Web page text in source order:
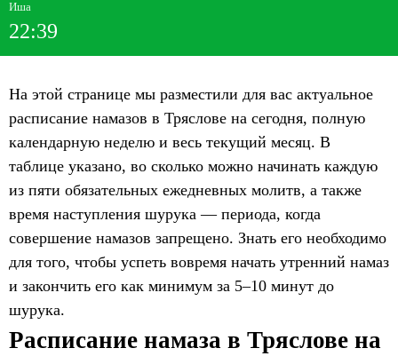
Иша
22:39
На этой странице мы разместили для вас актуальное
расписание намазов в Тряслове на сегодня, полную
календарную неделю и весь текущий месяц. В
таблице указано, во сколько можно начинать каждую
из пяти обязательных ежедневных молитв, а также
время наступления шурука — периода, когда
совершение намазов запрещено. Знать его необходимо
для того, чтобы успеть вовремя начать утренний намаз
и закончить его как минимум за 5–10 минут до
шурука.
Расписание намаза в Тряслове на